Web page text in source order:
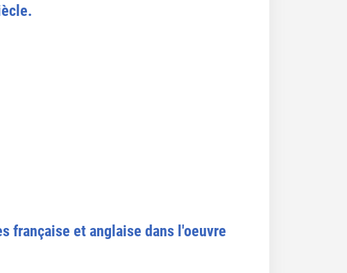
française et anglaise dans l'oeuvre